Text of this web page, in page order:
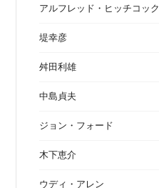
アルフレッド・ヒッチコック
堤幸彦
舛田利雄
中島貞夫
ジョン・フォード
木下恵介
ウディ・アレン